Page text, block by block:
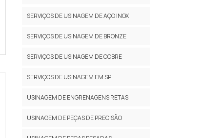
SERVIÇOS DE USINAGEM DE AÇO INOX
SERVIÇOS DE USINAGEM DE BRONZE
SERVIÇOS DE USINAGEM DE COBRE
SERVIÇOS DE USINAGEM EM SP
USINAGEM DE ENGRENAGENS RETAS
USINAGEM DE PEÇAS DE PRECISÃO